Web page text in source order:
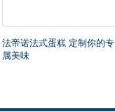
法帝诺法式蛋糕 定制你的专
属美味